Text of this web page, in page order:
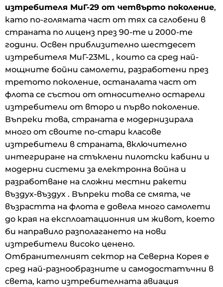
изтребителя МиГ-29 от четвърто поколение,
като по-голямата част от тях са сглобени в
страната по лиценз през 90-те и 2000-те
години. Освен приблизително шестдесет
изтребителя МиГ-23ML , които са сред най-
мощните бойни самолети, разработени през
третото поколение, останалата част от
флота се състои от относително остарели
изтребители от второ и първо поколение.
Въпреки това, страната е модернизирала
много от своите по-стари класове
изтребители в страната, включително
интегриране на стъклени пилотски кабини и
модерни системи за електронна война и
разработване на сложни местни ракети
въздух-въздух . Въпреки това се смята, че
възрастта на флота е довела много самолети
до края на експлоатационния им живот, което
би направило разполагането на нови
изтребители високо ценено.
Отбранителният сектор на Северна Корея е
сред най-разнообразните и самодостатъчни в
света, като изтребителната авиация